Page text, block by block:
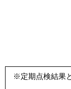
※定期点検結果